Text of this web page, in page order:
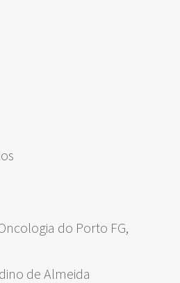
do Porto FG,
de Almeida